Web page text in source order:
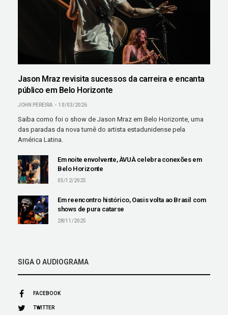
Jason Mraz revisita sucessos da carreira e encanta
público em Belo Horizonte
JOHN PEREIRA 10/03/2026
Saiba como foi o show de Jason Mraz em Belo Horizonte, uma
das paradas da nova turnê do artista estadunidense pela
América Latina.
Em noite envolvente, ÀVUÀ celebra conexões em
Belo Horizonte
05/12/2025
Em reencontro histórico, Oasis volta ao Brasil com
shows de pura catarse
28/11/2025
SIGA O AUDIOGRAMA
FACEBOOK
TWITTER